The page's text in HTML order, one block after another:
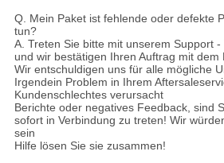
Q. Mein Paket ist fehlende oder defekte
tun?
A. Treten Sie bitte mit unserem Support -
und wir bestätigen Ihren Auftrag mit dem
Wir entschuldigen uns für alle mögliche
Irgendein Problem in Ihrem
Kundenschlechtes verursacht
Berichte oder negatives Feedback, sind
sofort in Verbindung zu treten! Wir
sein
Hilfe lösen Sie sie zusammen!